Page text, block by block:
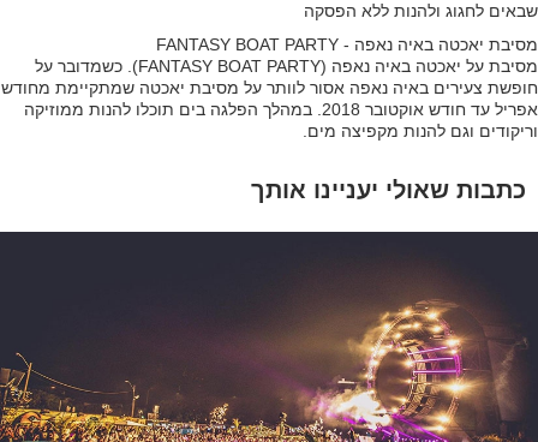
שבאים לחגוג ולהנות ללא הפסקה
מסיבת יאכטה באיה נאפה - FANTASY BOAT PARTY
מסיבת על יאכטה באיה נאפה (FANTASY BOAT PARTY). כשמדובר על
חופשת צעירים באיה נאפה אסור לוותר על מסיבת יאכטה שמתקיימת מחודש
אפריל עד חודש אוקטובר 2018. במהלך הפלגה בים תוכלו להנות ממוזיקה
וריקודים וגם להנות מקפיצה מים.
כתבות שאולי יעניינו אותך